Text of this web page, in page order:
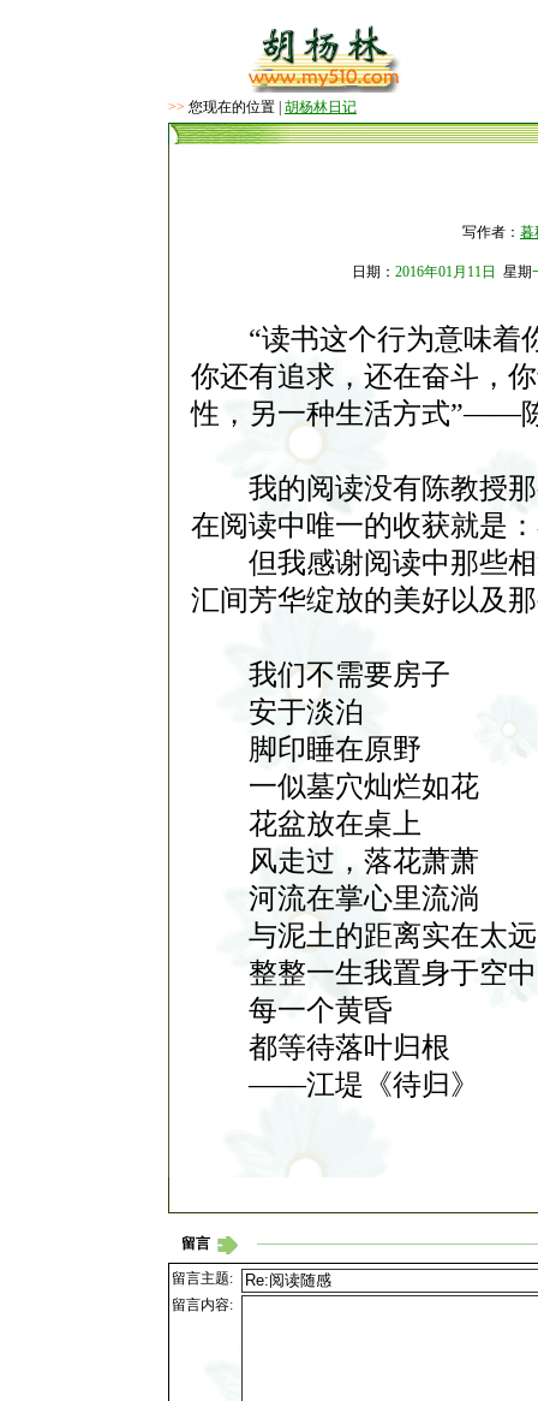
>> 您现在的位置 | 胡杨林日记
写作者： 暮
日期： 2016年01月11日 星期
“读书这个行为意味着
你还有追求，还在奋斗，
性，另一种生活方式”——
我的阅读没有陈教授那
在阅读中唯一的收获就是
但我感谢阅读中那些相
汇间芳华绽放的美好以及
我们不需要房子
安于淡泊
脚印睡在原野
一似墓穴灿烂如花
花盆放在桌上
风走过，落花萧萧
河流在掌心里流淌
与泥土的距离实在太远
整整一生我置身于空中
每一个黄昏
都等待落叶归根
——江堤《待归》
留言
留言主题:
留言内容: